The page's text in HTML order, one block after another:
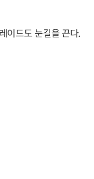
이드도 눈길을 끈다.